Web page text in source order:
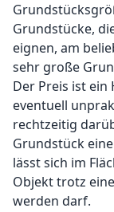
Grundstücke,
eignen, am
sehr große
Der Preis ist ein
eventuell
rechtzeitig
Grundstück
lässt sich im
Objekt trotz
werden darf.